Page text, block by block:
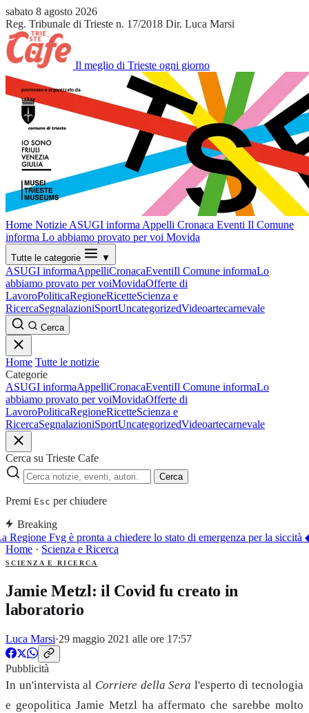
sabato 8 agosto 2026
Reg. Tribunale di Trieste n. 17/2018 Dir. Luca Marsi
Il meglio di Trieste ogni giorno
Home Notizie ASUGI informa Appelli Cronaca Eventi Il Comune
informa Lo abbiamo provato per voi Movida
Tutte le categorie ▼
ASUGI informaAppelliCronacaEventiIl Comune informaLo
abbiamo provato per voiMovidaOfferte di
LavoroPoliticaRegioneRicetteScienza e
RicercaSegnalazioniSportUncategorizedVideoartecarnevale
Cerca
Home Tutte le notizie
Categorie
ASUGI informaAppelliCronacaEventiIl Comune informaLo
abbiamo provato per voiMovidaOfferte di
LavoroPoliticaRegioneRicetteScienza e
RicercaSegnalazioniSportUncategorizedVideoartecarnevale
Cerca su Trieste Cafe
Cerca
Premi Esc per chiudere
Breaking
Regione Fvg è pronta a chiedere lo stato di emergenza per la siccità
Home · Scienza e Ricerca
SCIENZA E RICERCA
Jamie Metzl: il Covid fu creato in
laboratorio
Luca Marsi·29 maggio 2021 alle ore 17:57
Pubblicità
In un'intervista al Corriere della Sera l'esperto di tecnologia
e geopolitica Jamie Metzl ha affermato che sarebbe molto